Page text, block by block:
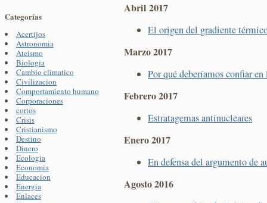
Categorías
Acertijos
Astronomia
Ateismo
Biologia
Cambio climatico
Civilizacion
Comportamiento humano
Corporaciones
cortos
Crisis
Cristianismo
Destino
Dinero
Ecologia
Economia
Educacion
Energia
Enlaces
Abril 2017
El origen del gradiente
Marzo 2017
Por qué deberíamos confiar
Febrero 2017
Estratagemas antinucleares
Enero 2017
En defensa del argumento de
Agosto 2016